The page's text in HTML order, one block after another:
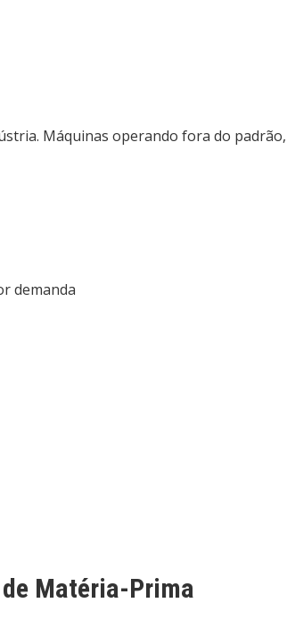
Máquinas operando fora do
demanda
Matéria-Prima